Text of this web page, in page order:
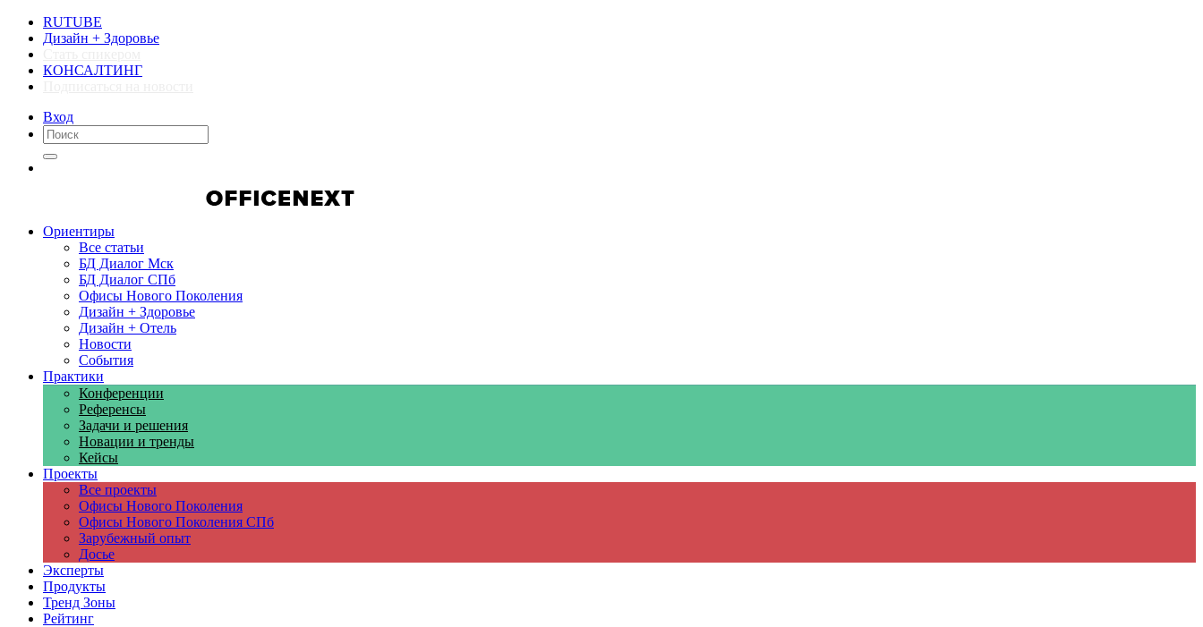
RUTUBE
Дизайн + Здоровье
КОНСАЛТИНГ
Вход
Ориентиры
Все статьи
БД Диалог Мск
БД Диалог СПб
Офисы Нового Поколения
Дизайн + Здоровье
Дизайн + Отель
Новости
События
Практики
Конференции
Референсы
Задачи и решения
Новации и тренды
Кейсы
Проекты
Все проекты
Офисы Нового Поколения
Офисы Нового Поколения СПб
Зарубежный опыт
Досье
Эксперты
Продукты
Тренд Зоны
Рейтинг